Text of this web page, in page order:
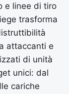
e linee di tiro
trasforma
attaccanti e
di unità
unici: dal
cariche